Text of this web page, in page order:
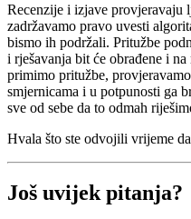
Recenzije i izjave
zadržavamo pravo uvesti
bismo ih podržali. Pritužbe
i rješavanja bit će obrađene i
primimo pritužbe,
smjernicama i u potpunosti ga
sve od sebe da to odmah
Hvala što ste odvojili vrijeme
Još uvijek pitanja?